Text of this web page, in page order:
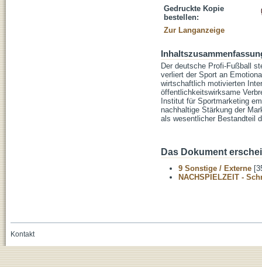
Gedruckte Kopie
bestellen:
Zur Langanzeige
Der deutsche Profi-Fußball
verliert der Sport an
wirtschaftlich motivierten
öffentlichkeitswirksame
Institut für Sportmarketing
nachhaltige Stärkung der
als wesentlicher Bestandteil
Das Dokument
9 Sonstige / Externe
NACHSPIELZEIT -
Kontakt